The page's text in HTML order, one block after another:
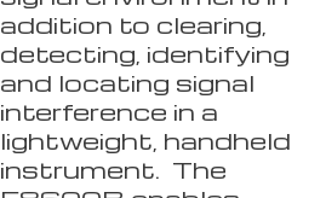
addition to clearing,
detecting, identifying
and locating signal
interference in a
lightweight, handheld
instrument. The